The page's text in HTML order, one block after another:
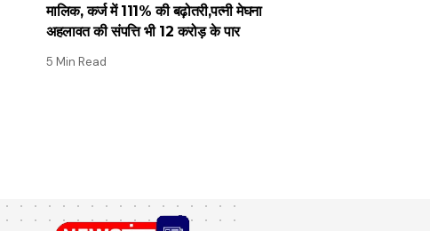
मालिक, कर्ज में 111% की बढ़ोतरी,पत्नी मेघना
अहलावत की संपत्ति भी 12 करोड़ के पार
5 Min Read